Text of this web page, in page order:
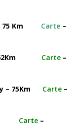
– 75 Km Carte –
– 62Km Carte –
– 75Km Carte –
– Carte –